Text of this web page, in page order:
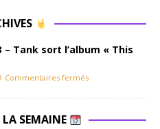
– Tank sort l’album « This
Commentaires fermés
LA SEMAINE